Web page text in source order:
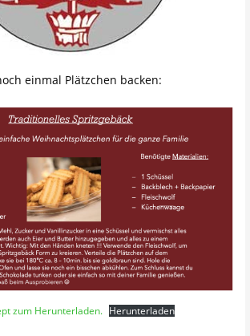
einmal Plätzchen backen:
zum Herunterladen. Herunterladen